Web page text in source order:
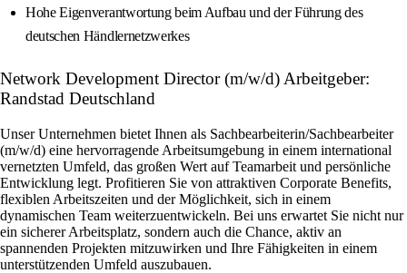
Hohe Eigenverantwortung beim Aufbau und der Führung des
deutschen Händlernetzwerkes
Network Development Director (m/w/d) Arbeitgeber:
Randstad Deutschland
Unser Unternehmen bietet Ihnen als Sachbearbeiterin/Sachbearbeiter
(m/w/d) eine hervorragende Arbeitsumgebung in einem international
vernetzten Umfeld, das großen Wert auf Teamarbeit und persönliche
Entwicklung legt. Profitieren Sie von attraktiven Corporate Benefits,
flexiblen Arbeitszeiten und der Möglichkeit, sich in einem
dynamischen Team weiterzuentwickeln. Bei uns erwartet Sie nicht nur
ein sicherer Arbeitsplatz, sondern auch die Chance, aktiv an
spannenden Projekten mitzuwirken und Ihre Fähigkeiten in einem
unterstützenden Umfeld auszubauen.